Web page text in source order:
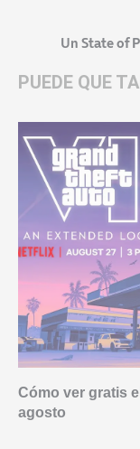
Un State of
PUEDE QUE
Cómo ver gratis
agosto